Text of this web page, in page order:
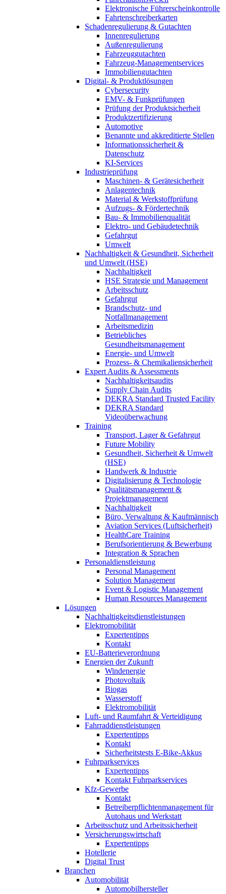
Elektronische Führerscheinkontrolle
Fahrtenschreiberkarten
Schadenregulierung & Gutachten
Innenregulierung
Außenregulierung
Fahrzeuggutachten
Fahrzeug-Managementservices
Immobiliengutachten
Digital- & Produktlösungen
Cybersecurity
EMV- & Funkprüfungen
Prüfung der Produktsicherheit
Produktzertifizierung
Automotive
Benannte und akkreditierte Stellen
Informationssicherheit &
Datenschutz
KI-Services
Industrieprüfung
Maschinen- & Gerätesicherheit
Anlagentechnik
Material & Werkstoffprüfung
Aufzugs- & Fördertechnik
Bau- & Immobilienqualität
Elektro- und Gebäudetechnik
Gefahrgut
Umwelt
Nachhaltigkeit & Gesundheit, Sicherheit
und Umwelt (HSE)
Nachhaltigkeit
HSE Strategie und Management
Arbeitsschutz
Gefahrgut
Brandschutz- und
Notfallmanagement
Arbeitsmedizin
Betriebliches
Gesundheitsmanagement
Energie- und Umwelt
Prozess- & Chemikaliensicherheit
Expert Audits & Assessments
Nachhaltigkeitsaudits
Supply Chain Audits
DEKRA Standard Trusted Facility
DEKRA Standard
Videoüberwachung
Training
Transport, Lager & Gefahrgut
Future Mobility
Gesundheit, Sicherheit & Umwelt
(HSE)
Handwerk & Industrie
Digitalisierung & Technologie
Qualitätsmanagement &
Projektmanagement
Nachhaltigkeit
Büro, Verwaltung & Kaufmännisch
Aviation Services (Luftsicherheit)
HealthCare Training
Berufsorientierung & Bewerbung
Integration & Sprachen
Personaldienstleistung
Personal Management
Solution Management
Event & Logistic Management
Human Resources Management
Lösungen
Nachhaltigkeitsdienstleistungen
Elektromobilität
Expertentipps
Kontakt
EU-Batterieverordnung
Energien der Zukunft
Windenergie
Photovoltaik
Biogas
Wasserstoff
Elektromobilität
Luft- und Raumfahrt & Verteidigung
Fahrraddienstleistungen
Expertentipps
Kontakt
Sicherheitstests E-Bike-Akkus
Fuhrparkservices
Expertentipps
Kontakt Fuhrparkservices
Kfz-Gewerbe
Kontakt
Betreiberpflichtenmanagement für
Autohaus und Werkstatt
Arbeitsschutz und Arbeitssicherheit
Versicherungswirtschaft
Expertentipps
Hotellerie
Digital Trust
Branchen
Automobilität
Automobilhersteller